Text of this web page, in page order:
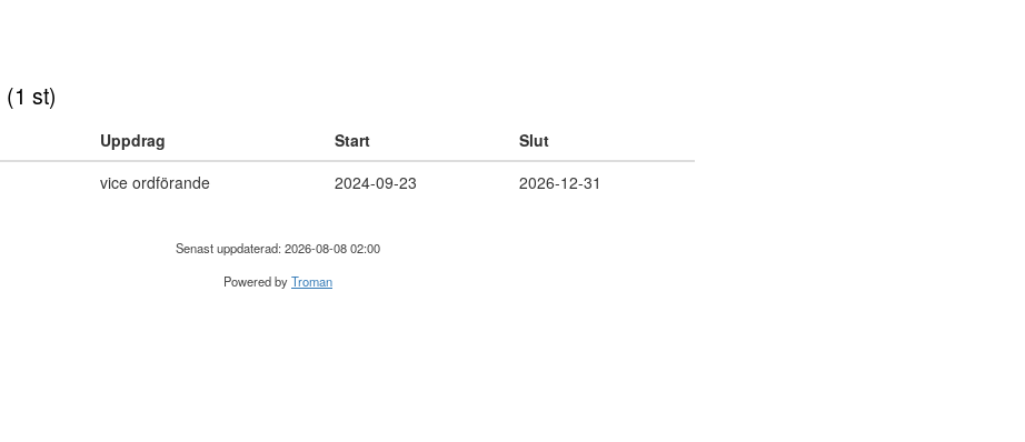
(1 st)
Uppdrag Start
Slut
vice ordförande 2024-09-23 2026-12-31
Senast uppdaterad: 2026-08-08 02:00
Powered byTroman